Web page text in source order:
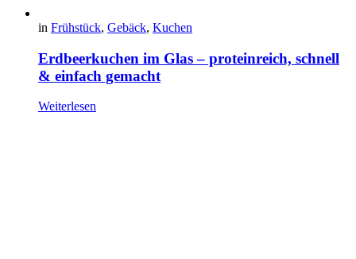
in Frühstück, Gebäck, Kuchen
Erdbeerkuchen im Glas – proteinreich, schnell
& einfach gemacht
Weiterlesen